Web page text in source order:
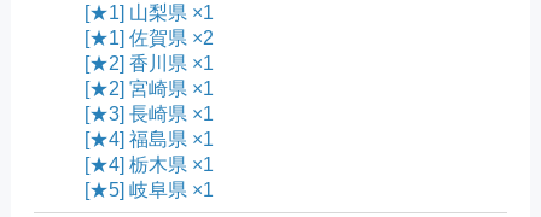
[★1] 山梨県 ×1
[★1] 佐賀県 ×2
[★2] 香川県 ×1
[★2] 宮崎県 ×1
[★3] 長崎県 ×1
[★4] 福島県 ×1
[★4] 栃木県 ×1
[★5] 岐阜県 ×1